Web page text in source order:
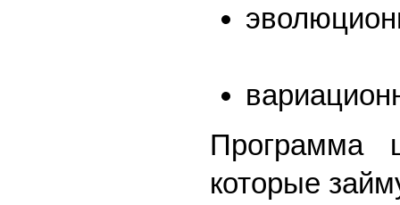
Программа
которые